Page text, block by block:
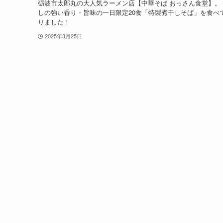
砺波市太郎丸の大人気ラーメン店【中華そば おっさん食堂】。
しの強い香り・旨味の一日限定20食「特製煮干しそば」を食べ
りました！
2025年3月25日